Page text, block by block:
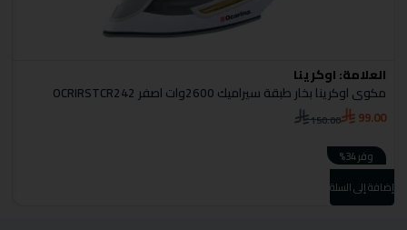
العلامة:اوكرينا
مكوى اوكرينا بخار طبقة سيراميك 2600وات اصفر OCRIRSTCR242
150.00 99.00
وفر 34%
إضافة إلى السلة